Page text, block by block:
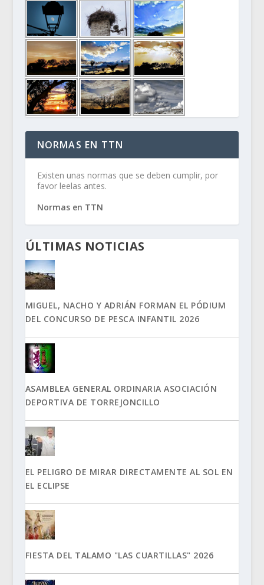
NORMAS EN TTN
Existen unas normas que se deben cumplir, por
favor leelas antes.
Normas en TTN
ÚLTIMAS NOTICIAS
MIGUEL, NACHO Y ADRIÁN FORMAN EL PÓDIUM
DEL CONCURSO DE PESCA INFANTIL 2026
ASAMBLEA GENERAL ORDINARIA ASOCIACIÓN
DEPORTIVA DE TORREJONCILLO
EL PELIGRO DE MIRAR DIRECTAMENTE AL SOL EN
EL ECLIPSE
FIESTA DEL TALAMO "LAS CUARTILLAS" 2026